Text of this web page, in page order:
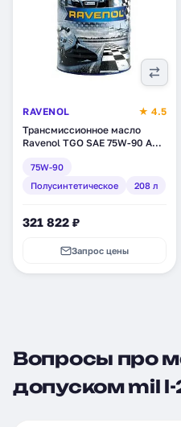
RAVENOL
★ 4.5
Трансмиссионное масло
Ravenol TGO SAE 75W-90 API
л (1222105-208)
75W-90
Полусинтетическое
208 л
321 822 ₽
Запрос цены
Вопросы про
допуском mil l-